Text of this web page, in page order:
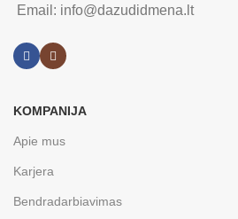
Email: info@dazudidmena.lt
KOMPANIJA
Apie mus
Karjera
Bendradarbiavimas